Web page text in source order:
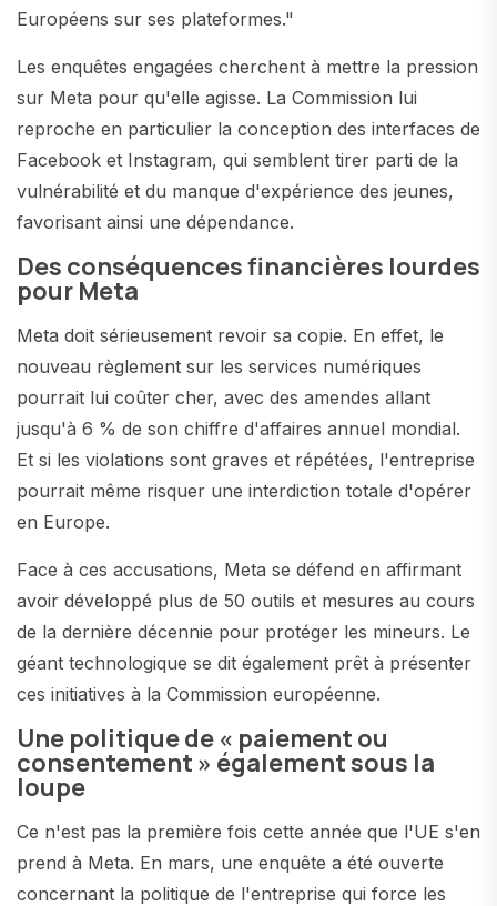
Européens sur ses plateformes."
Les enquêtes engagées cherchent à mettre la pression
sur Meta pour qu'elle agisse. La Commission lui
reproche en particulier la conception des interfaces de
Facebook et Instagram, qui semblent tirer parti de la
vulnérabilité et du manque d'expérience des jeunes,
favorisant ainsi une dépendance.
Des conséquences financières lourdes
pour Meta
Meta doit sérieusement revoir sa copie. En effet, le
nouveau règlement sur les services numériques
pourrait lui coûter cher, avec des amendes allant
jusqu'à 6 % de son chiffre d'affaires annuel mondial.
Et si les violations sont graves et répétées, l'entreprise
pourrait même risquer une interdiction totale d'opérer
en Europe.
Face à ces accusations, Meta se défend en affirmant
avoir développé plus de 50 outils et mesures au cours
de la dernière décennie pour protéger les mineurs. Le
géant technologique se dit également prêt à présenter
ces initiatives à la Commission européenne.
Une politique de « paiement ou
consentement » également sous la
loupe
Ce n'est pas la première fois cette année que l'UE s'en
prend à Meta. En mars, une enquête a été ouverte
concernant la politique de l'entreprise qui force les